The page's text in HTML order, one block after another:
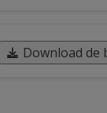
Download de